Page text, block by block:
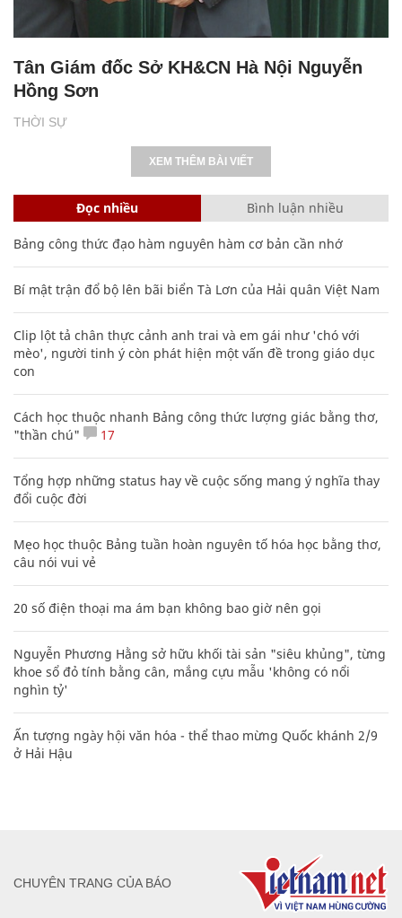
THỜI SỰ
Tân Giám đốc Sở KH&CN Hà Nội Nguyễn
Hồng Sơn
XEM THÊM BÀI VIẾT
Đọc nhiều Bình luận nhiều
Bảng công thức đạo hàm nguyên hàm cơ bản cần nhớ
Bí mật trận đổ bộ lên bãi biển Tà Lơn của Hải quân Việt Nam
Clip lột tả chân thực cảnh anh trai và em gái như 'chó với
mèo', người tinh ý còn phát hiện một vấn đề trong giáo dục
con
Cách học thuộc nhanh Bảng công thức lượng giác bằng thơ,
"thần chú"
17
Tổng hợp những status hay về cuộc sống mang ý nghĩa thay
đổi cuộc đời
Mẹo học thuộc Bảng tuần hoàn nguyên tố hóa học bằng thơ,
câu nói vui vẻ
20 số điện thoại ma ám bạn không bao giờ nên gọi
Nguyễn Phương Hằng sở hữu khối tài sản "siêu khủng", từng
khoe sổ đỏ tính bằng cân, mắng cựu mẫu 'không có nổi
nghìn tỷ'
Ấn tượng ngày hội văn hóa - thể thao mừng Quốc khánh 2/9
ở Hải Hậu
CHUYÊN TRANG CỦA BÁO